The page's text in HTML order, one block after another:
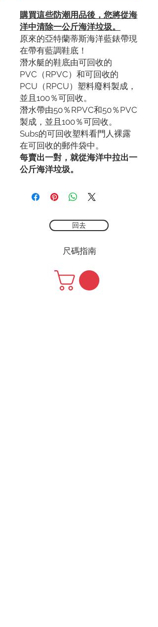
購買這些防潮用品後，您將從海
洋中清除一公斤海洋垃圾。
原來的亞特蘭蒂斯海洋藍錶帶現
在帶有藍調鞋底！
潛水艇的鞋底由可回收的
PVC（RPVC）和可回收的
PCU（RPCU）塑料廢料製成，
並且100％可回收。
潛水帶由50％RPVC和50％PVC
製成，並且100％可回收。
Subs的可回收塑料看門人裸露
在可回收的郵件袋中。
每賣出一對，就從海洋中拉出一
公斤海洋垃圾。
回去
尺碼指南